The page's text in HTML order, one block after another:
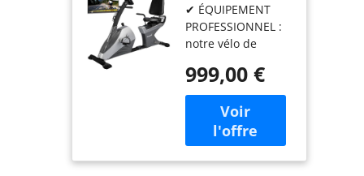
Centaurus,
Vélo Couché,
32 Niveaux de
Résistance, 12
programmes,
Frein
Magnétique,
Écran LCD,
Support
Tablette,
✔ ÉQUIPEMENT
PROFESSIONNEL :
notre vélo de
masse d'inertie de
13 kg avec un
système de
freinage
magnétique
silencieux et
999,00 €